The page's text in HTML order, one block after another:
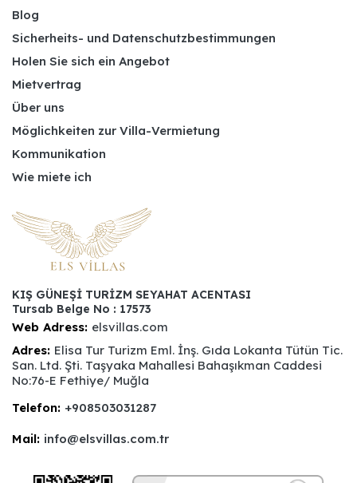
Blog
Sicherheits- und Datenschutzbestimmungen
Holen Sie sich ein Angebot
Mietvertrag
Über uns
Möglichkeiten zur Villa-Vermietung
Kommunikation
Wie miete ich
KIŞ GÜNEŞİ TURİZM SEYAHAT ACENTASI
Tursab Belge No : 17573
Web Adress: elsvillas.com
Adres: Elisa Tur Turizm Eml. İnş. Gıda Lokanta Tütün Tic.
San. Ltd. Şti. Taşyaka Mahallesi Bahaşıkman Caddesi
No:76-E Fethiye/ Muğla
Telefon: +908503031287
Mail: info@elsvillas.com.tr